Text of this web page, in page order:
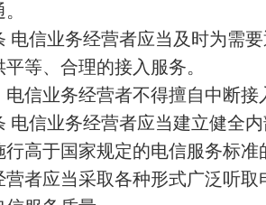
信业务经营者应当及时为需要
等、合理的接入服务。
业务经营者不得擅自中断接
信业务经营者应当建立健全内
行高于国家规定的电信服务标准
应当采取各种形式广泛听取